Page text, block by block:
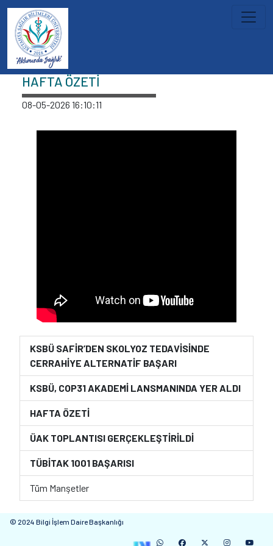
İçeriğe atla
Haberler
HAFTA ÖZETİ
08-05-2026 16:10:11
KSBÜ SAFİR’DEN SKOLYOZ TEDAVİSİNDE
CERRAHİYE ALTERNATİF BAŞARI
KSBÜ, COP31 AKADEMİ LANSMANINDA YER ALDI
HAFTA ÖZETİ
ÜAK TOPLANTISI GERÇEKLEŞTİRİLDİ
TÜBİTAK 1001 BAŞARISI
Tüm Manşetler
© 2024 Bilgi İşlem Daire Başkanlığı